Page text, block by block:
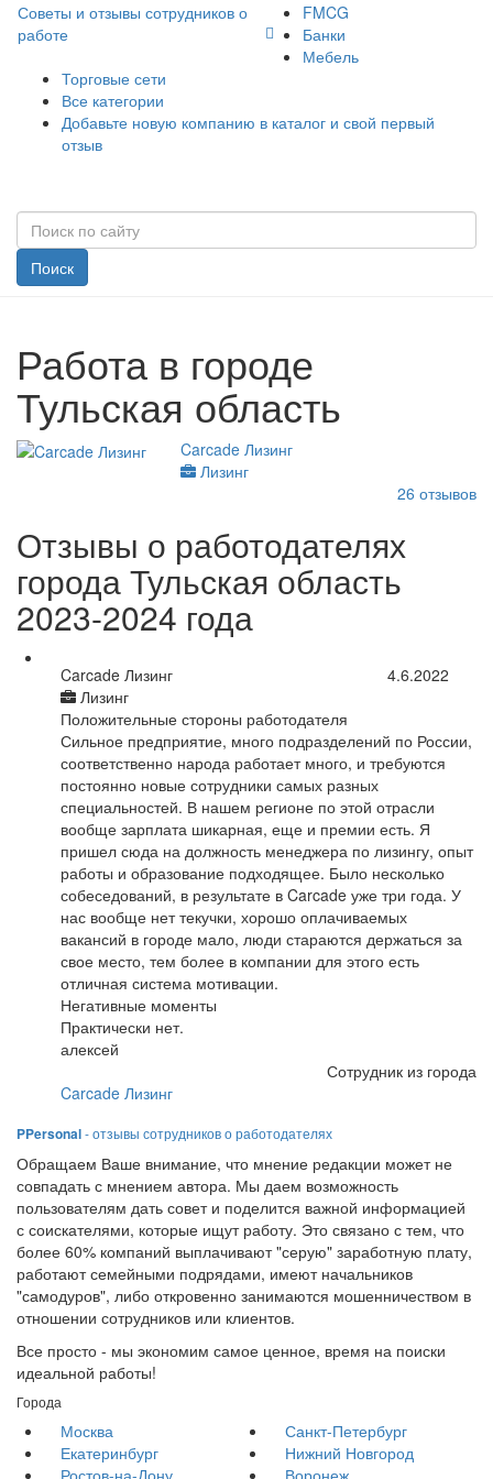
Советы и отзывы сотрудников о
работе
FMCG
Банки
Мебель
Торговые сети
Все категории
Добавьте новую компанию в каталог и свой первый
отзыв
Поиск
Работа в городе
Тульская область
Carcade Лизинг
Лизинг
26 отзывов
Отзывы о работодателях
города Тульская область
2023-2024 года
Carcade Лизинг
Лизинг
4.6.2022
Положительные стороны работодателя
Сильное предприятие, много подразделений по России,
соответственно народа работает много, и требуются
постоянно новые сотрудники самых разных
специальностей. В нашем регионе по этой отрасли
вообще зарплата шикарная, еще и премии есть. Я
пришел сюда на должность менеджера по лизингу, опыт
работы и образование подходящее. Было несколько
собеседований, в результате в Carcade уже три года. У
нас вообще нет текучки, хорошо оплачиваемых
вакансий в городе мало, люди стараются держаться за
свое место, тем более в компании для этого есть
отличная система мотивации.
Негативные моменты
Практически нет.
алексей
Сотрудник из города
Carcade Лизинг
PPersonal- отзывы сотрудников о работодателях
Обращаем Ваше внимание, что мнение редакции может не
совпадать с мнением автора. Мы даем возможность
пользователям дать совет и поделится важной информацией
с соискателями, которые ищут работу. Это связано с тем, что
более 60% компаний выплачивают "серую" заработную плату,
работают семейными подрядами, имеют начальников
"самодуров", либо откровенно занимаются мошенничеством в
отношении сотрудников или клиентов.
Все просто - мы экономим самое ценное, время на поиски
идеальной работы!
Города
Москва
Санкт-Петербург
Екатеринбург
Нижний Новгород
Ростов-на-Дону
Воронеж